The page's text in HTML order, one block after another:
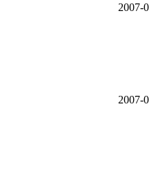
2007-
2007-